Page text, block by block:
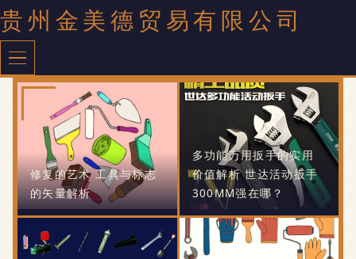
贵州金美德贸易有限公司
修复的艺术 工具与标志
的矢量解析
多功能万用扳手的实用
价值解析 世达活动扳手
300MM强在哪？